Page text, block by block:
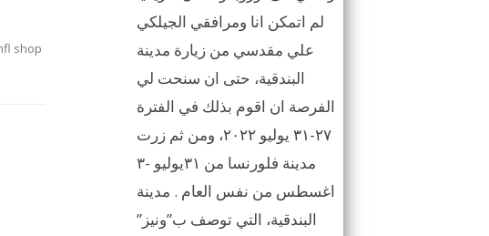
shop
لم اتمكن انا ومرافقي الجيلكي
علي مقدسي من زيارة مدينة
البندقية، حتى ان سنحت لي
الفرصة ان اقوم بذلك في الفترة
٢٧-٣١ يوليو ٢٠٢٢، ومن ثم زرت
مدينة فلورنسا من ٣١يوليو -٣
اغسطس من نفس العام . مدينة
البندقية، التي توصف ب”ونيز”